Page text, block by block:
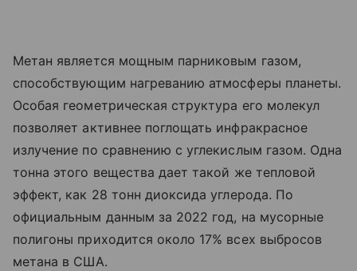
Метан является мощным парниковым газом,
способствующим нагреванию атмосферы планеты.
Особая геометрическая структура его молекул
позволяет активнее поглощать инфракрасное
излучение по сравнению с углекислым газом. Одна
тонна этого вещества дает такой же тепловой
эффект, как 28 тонн диоксида углерода. По
официальным данным за 2022 год, на мусорные
полигоны приходится около 17% всех выбросов
метана в США.